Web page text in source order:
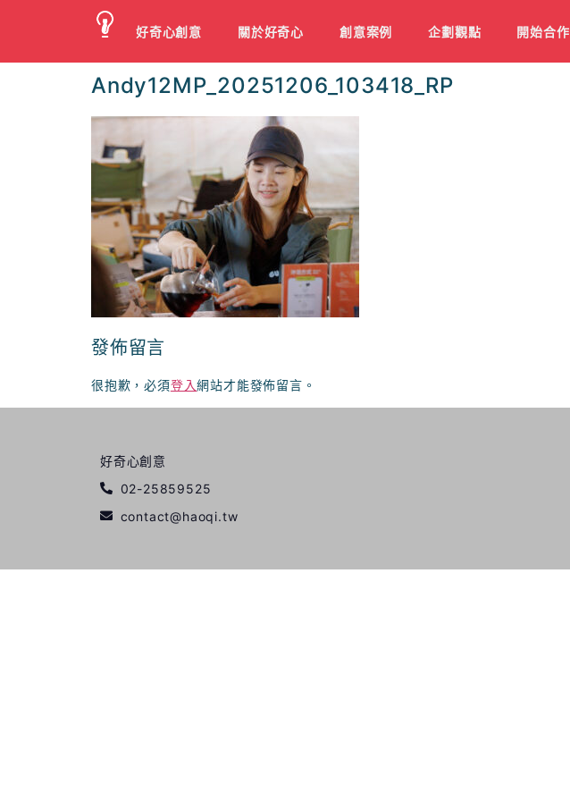
好奇心創意 關於好奇心 創意案例 企劃觀點 開始合作
Andy12MP_20251206_103418_RP
發佈留言
很抱歉，必須登入網站才能發佈留言。
好奇心創意
02-25859525
contact@haoqi.tw